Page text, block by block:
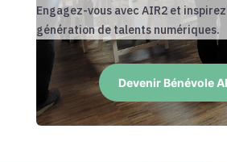
Engagez-vous avec AIR2 et
génération de talents numériques.
Devenir Bénévole